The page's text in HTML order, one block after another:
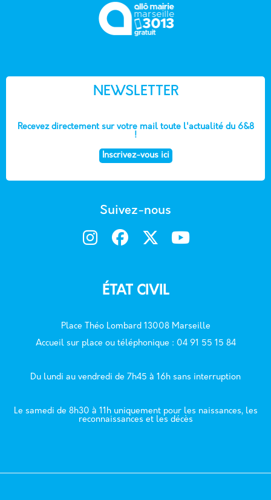
NEWSLETTER
Recevez directement sur votre mail toute l'actualité du 6&8
!
Inscrivez-vous ici
Suivez-nous
ÉTAT CIVIL
Place Théo Lombard 13008 Marseille
Accueil sur place ou téléphonique : 04 91 55 15 84
Du lundi au vendredi de 7h45 à 16h sans interruption
Le samedi de 8h30 à 11h uniquement pour les naissances, les
reconnaissances et les décès